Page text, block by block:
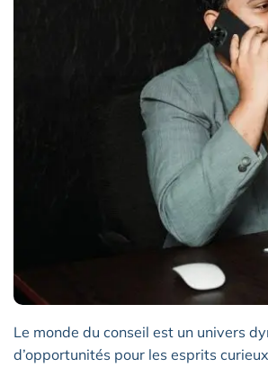
Le monde du conseil est un univers
d’opportunités pour les esprits